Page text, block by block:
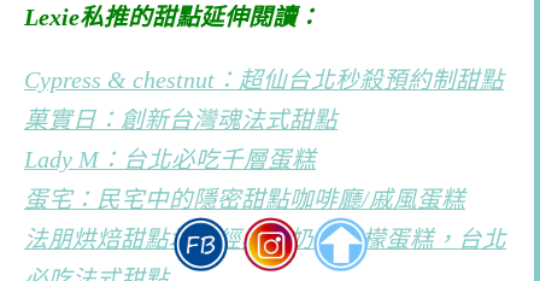
Lexie私推的甜點延伸閱讀：
Cypress & chestnut：超仙台北秒殺預約制甜點
菓實日：創新台灣魂法式甜點
Lady M：台北必吃千層蛋糕
蛋宅：民宅中的隱密甜點咖啡廳/戚風蛋糕
法朋烘焙甜點坊：經典老奶奶檸檬蛋糕，台北